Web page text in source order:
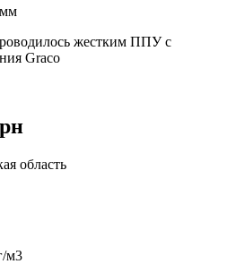
жестким ППУ с
Graco
область
м3